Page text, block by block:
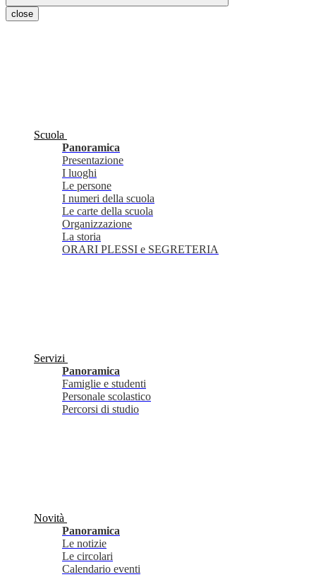
close
Scuola
Panoramica
Presentazione
I luoghi
Le persone
I numeri della scuola
Le carte della scuola
Organizzazione
La storia
ORARI PLESSI e SEGRETERIA
Servizi
Panoramica
Famiglie e studenti
Personale scolastico
Percorsi di studio
Novità
Panoramica
Le notizie
Le circolari
Calendario eventi